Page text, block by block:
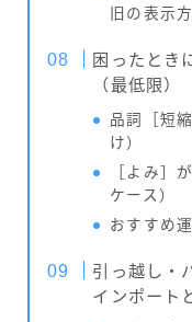
旧の表示
困ったとき
（最低限）
品詞［短
け）
［よみ］
ケース）
おすすめ
引っ越し・
インポート